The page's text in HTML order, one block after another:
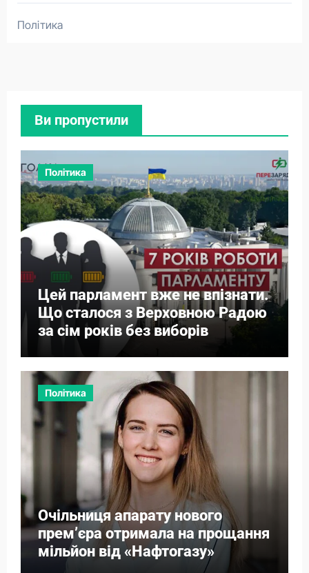
Політика
Ви пропустили
Політика
Цей парламент вже не впізнати.
Що сталося з Верховною Радою
за сім років без виборів
Політика
Очільниця апарату нового
прем’єра отримала на прощання
мільйон від «Нафтогазу»